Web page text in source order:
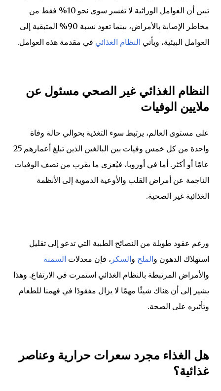
تبين أن العوامل الوراثية لا تفسر سوى نحو 10% فقط من
مخاطر الإصابة بالأمراض، بينما تعود نسبة 90% المتبقية إلى
العوامل البيئية، ويأتي النظام الغذائي في مقدمة هذه العوامل.
النظام الغذائي غير الصحي مسئول عن
ملايين الوفيات
على مستوى العالم، يرتبط سوء التغذية بحوالي حالة وفاة
واحدة من كل خمس وفيات بين البالغين الذين تبلغ أعمارهم 25
عامًا أو أكثر. أما في أوروبا، فيُعزى ما يقرب من نصف الوفيات
الناجمة عن أمراض القلب والأوعية الدموية إلى الأنظمة
الغذائية غير الصحية.
ورغم عقود طويلة من النصائح الطبية التي تدعو إلى تقليل
استهلاك الدهون والملح والسكر ، فإن معدلات السمنة
والأمراض المرتبطة بالنظام الغذائي استمرت في الارتفاع. وهذا
يشير إلى أن هناك شيئًا مهمًا لا يزال مفقودًا في فهمنا للطعام
وتأثيره على الصحة.
هل الغذاء مجرد سعرات حرارية وعناصر
غذائية؟